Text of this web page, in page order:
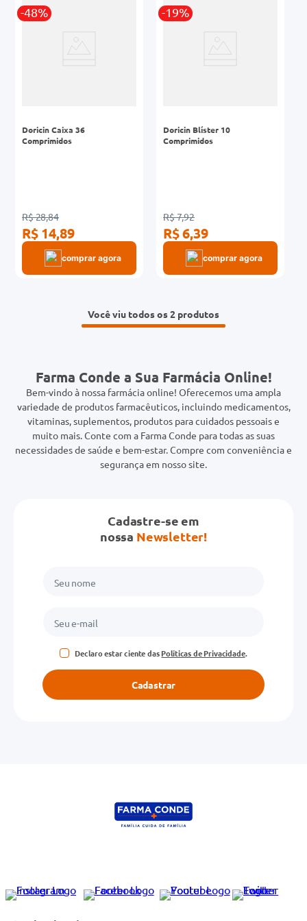
-48%
Doricin Caixa 36
Comprimidos
R$ 28,84
R$ 14,89
comprar agora
-19%
Doricin Blíster 10
Comprimidos
R$ 7,92
R$ 6,39
comprar agora
Você viu todos os 2
Farma Conde a Sua Farmácia Online!
Bem-vindo à nossa farmácia online! Oferecemos uma ampla
variedade de produtos farmacêuticos, incluindo medicamentos,
vitaminas, suplementos, produtos para cuidados pessoais e
muito mais. Conte com a Farma Conde para todas as suas
necessidades de saúde e bem-estar. Compre com conveniência e
segurança em nosso site.
Cadastre-se em
nossa Newsletter!
Declaro estar ciente dasPolíticas de Privacidade.
Cadastrar